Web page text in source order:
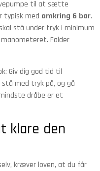
til at sætte
typisk med omkring 6 bar.
stå under tryk i minimum
Falder
Giv dig god tid til
med tryk på, og gå
dråbe er et
klare den
kræver loven, at du får